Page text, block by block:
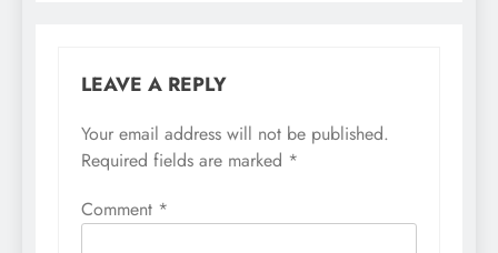
LEAVE A REPLY
Your email address will not be published.
Required fields are marked *
Comment *